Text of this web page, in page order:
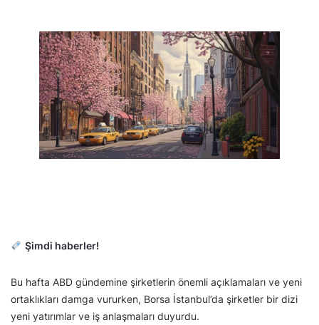
Şimdi haberler!
Bu hafta ABD gündemine şirketlerin önemli açıklamaları ve yeni
ortaklıkları damga vururken, Borsa İstanbul’da şirketler bir dizi
yeni yatırımlar ve iş anlaşmaları duyurdu.